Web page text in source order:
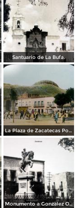
Santuario de La Bufa.
La Plaza de Zacatecas Por El Fotografo Charles B Waite 1906.
Monumento a Gonzalez Ortega.